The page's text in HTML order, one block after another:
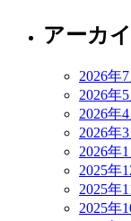
アーカ
2026年7
2026年5
2026年4
2026年3
2026年1
2025年
2025年
2025年